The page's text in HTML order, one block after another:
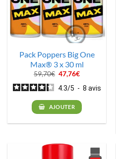
Pack Poppers Big One
Max® 3 x 30 ml
59,70€ Le
prix
initial
était :
59,70€.
47,76€Le
actuel
est :
47,76€.
4.3/5 - 8 avis
AJOUTER